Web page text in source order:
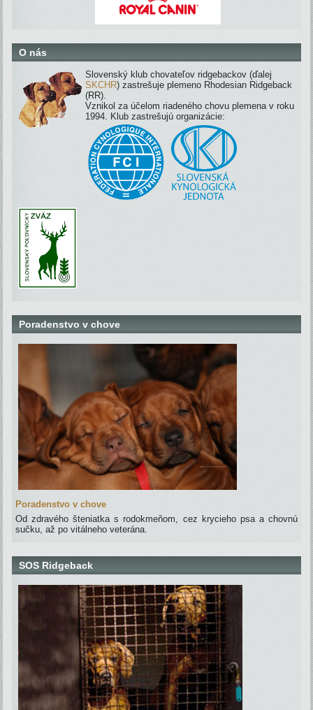
O nás
Slovenský klub chovateľov ridgebackov (ďalej
SKCHR) zastrešuje plemeno Rhodesian Ridgeback
(RR).
Vznikol za účelom riadeného chovu plemena v roku
1994. Klub zastrešujú organizácie:
Poradenstvo v chove
Poradenstvo v chove
Od zdravého šteniatka s rodokmeňom, cez krycieho psa a chovnú
sučku, až po vitálneho veterána.
SOS Ridgeback